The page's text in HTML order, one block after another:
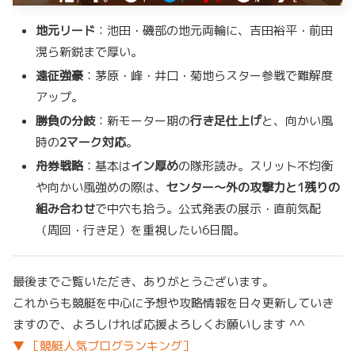
地元リード ：池田・磯部の地元両輪に、吉田裕平・前田
滉ら新鋭まで厚い。
遠征強豪 ：茅原・峰・井口・菊地らスター参戦で難解度
アップ。
勝負の分岐：新モーター期の行き足仕上げと、向かい風
時の2マーク対応。
舟券戦略 ：基本はイン厚めの隊形読み。スリット不均衡
や向かい風強めの際は、 センター～外の攻撃力と1残りの
組み合わせで中穴も拾う。公式発表の展示・直前気配
（周回・行き足）を重視したい6日間。
最後までご覧いただき、ありがとうございます。
これからも競艇を中心に予想や攻略情報を日々更新していき
ますので、よろしければ応援よろしくお願いします ^^
▼ ［競艇人気ブログランキング］